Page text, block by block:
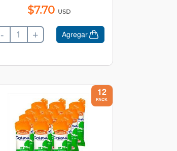
$7.70 USD
- + Agregar
12
PACK